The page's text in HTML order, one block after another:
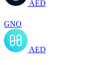
AED
GNO
AED